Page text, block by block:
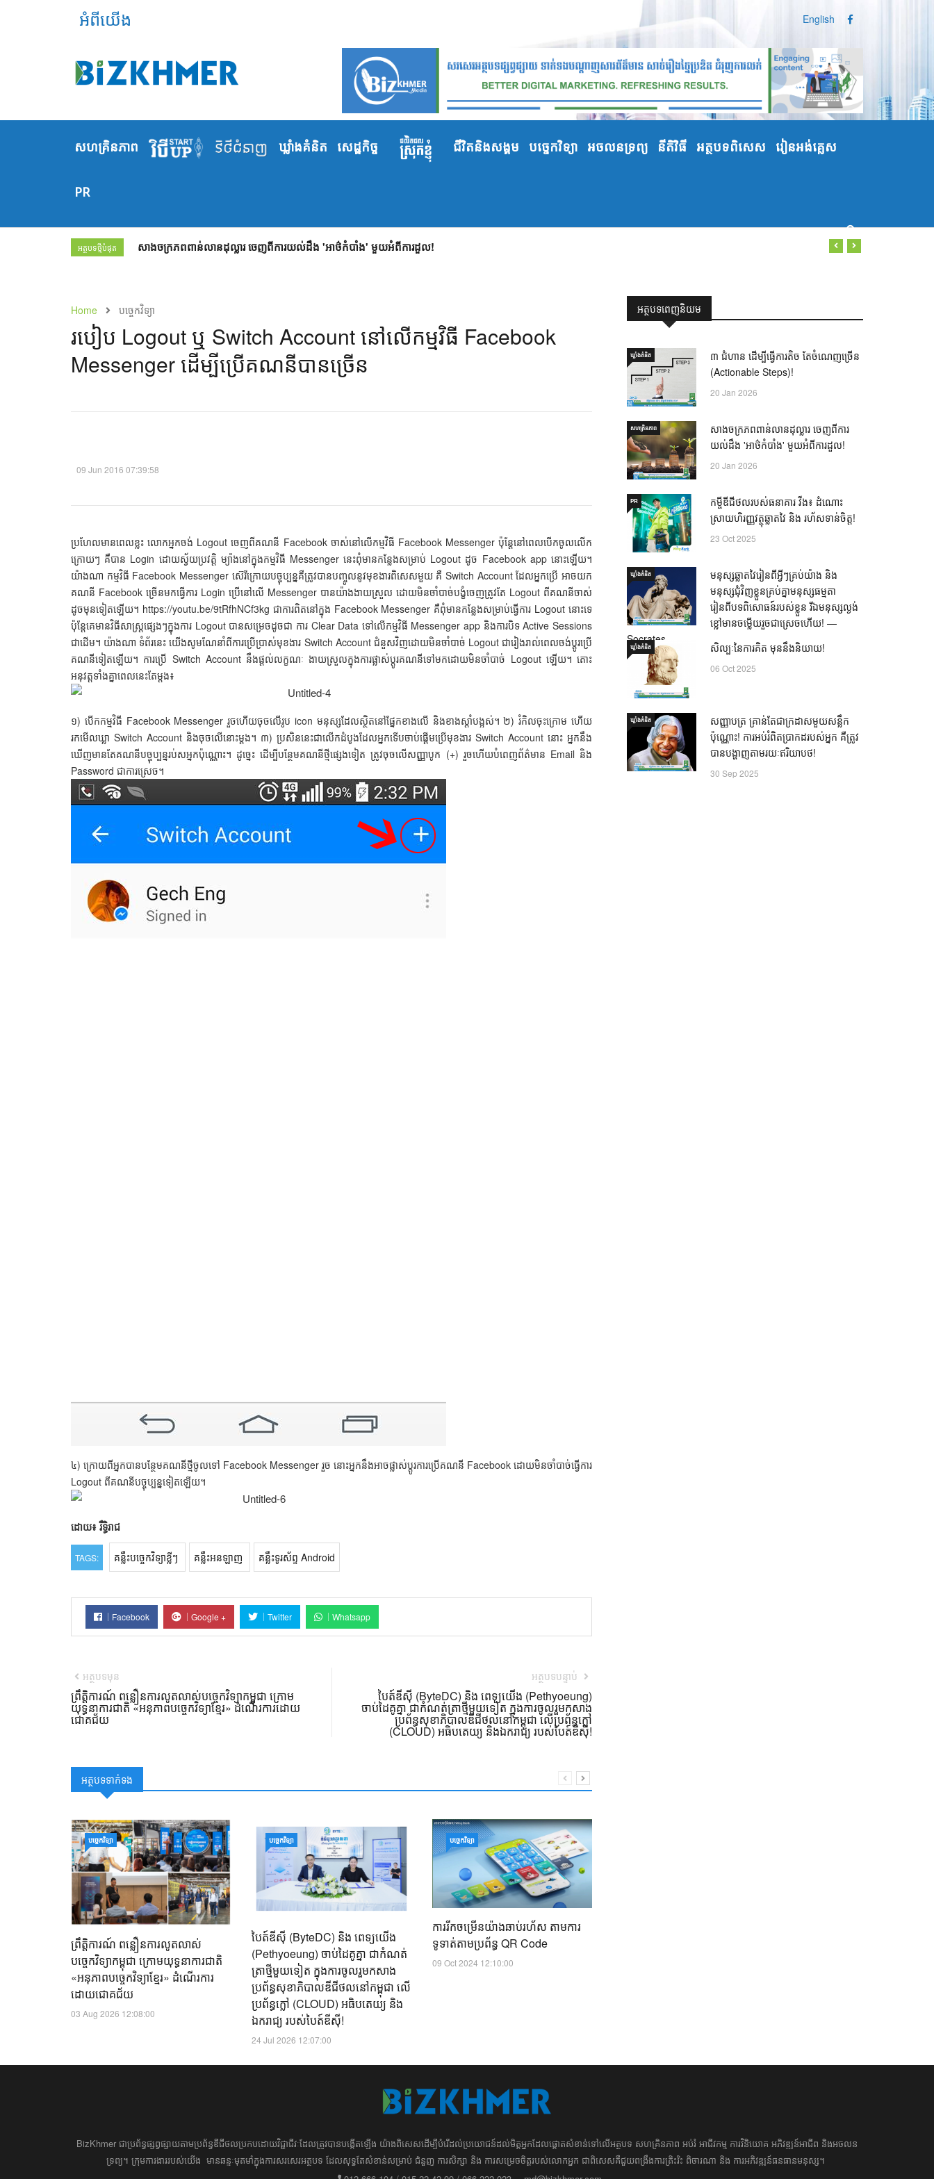
អំពីយើង English
សហគ្រិនភាព ឃ្លាំង​គំនិត សេដ្ឋកិច្ច ជីវិតនិងសង្គម បច្ចេកវិទ្យា អចលនទ្រព្យ នីតិវិធី អត្ថបទពិសេស រៀនអង់គ្លេស
PR
អត្ថបទថ្មីបំផុត សាងចក្រភពពាន់លានដុល្លារ ចេញពីការយល់ដឹង 'អាថ៌កំបាំង' មួយអំពីការដួល!
Home បច្ចេកវិទ្យា
របៀប Logout ឬ Switch Account នៅ​លើ​កម្មវិធី Facebook
Messenger ដើម្បីប្រើ​គណនី​បាន​ច្រើន​
09 Jun 2016 07:39:58
ប្រហែលមានពេលខ្លះ លោកអ្នកចង់ Logout ចេញពីគណនី Facebook ចាស់នៅលើកម្មវិធី Facebook Messenger ប៉ុន្តែនៅពេលបើកចូលលើក
ក្រោយៗ គឺបាន Login ដោយស្វ័យប្រវត្តិ ម្យ៉ាងនៅក្នុងកម្មវិធី Messenger នេះពុំមានកន្លែងសម្រាប់ Logout ដូច Facebook app នោះឡើយ។
យ៉ាងណា កម្មវិធី Facebook Messenger ស៊េរីក្រោយបច្ចុប្បន្នគឺត្រូវបានបញ្ចូលនូវមុខងារពិសេសមួយ គឺ Switch Account ដែលអ្នកប្រើ អាចយក
គណនី Facebook ច្រើនមកធ្វើការ Login ប្រើនៅលើ Messenger បានយ៉ាងងាយស្រួល ដោយមិនចាំបាច់បង្ខំចេញត្រូវតែ Logout ពីគណនីចាស់
ដូចមុនទៀតឡើយ។ https://youtu.be/9tRfhNCf3kg ជាការពិតនៅក្នុង Facebook Messenger គឺពុំមានកន្លែងសម្រាប់ធ្វើការ Logout នោះទេ
ប៉ុន្តែគេមានវិធីសាស្ត្រផ្សេងៗក្នុងការ Logout បានសម្រេចដូចជា ការ Clear Data ទៅលើកម្មវិធី Messenger app និងការបិទ Active Sessions
ជាដើម។ យ៉ាងណា ទំព័រនេះ យើងសូមណែនាំពីការប្រើប្រាស់មុខងារ Switch Account ជំនួសវិញដោយមិនចាំបាច់ Logout ជារៀងរាល់ពេលចង់ប្ដូរប្រើ
គណនីទៀតឡើយ។ ការប្រើ Switch Account នឹងផ្ដល់លក្ខណៈ ងាយស្រួលក្នុងការផ្លាស់ប្ដូរគណនីទៅមកដោយមិនចាំបាច់ Logout ឡើយ។ តោះ
អនុវត្តទាំងគ្នាពេលនេះតែម្ដង៖
១) បើកកម្មវិធី Facebook Messenger រួចហើយចុចលើរូប icon មនុស្សដែលស្ថិតនៅផ្នែកខាងលើ និងខាងស្ដាំបង្អស់។ ២) រំកិលចុះក្រោម ហើយ
រកមើលឃ្លា Switch Account និងចុចលើនោះម្ដង។ ៣) ប្រសិននេះជាលើកដំបូងដែលអ្នកទើបចាប់ផ្ដើមប្រើមុខងារ Switch Account នោះ អ្នកនឹង
ឃើញមានតែគណនីបច្ចុប្បន្នរប់សអ្នកប៉ុណ្ណោះ។ ដូច្នេះ ដើម្បីបន្ថែមគណនីថ្មីផ្សេងទៀត ត្រូវចុចលើសញ្ញាបូក (+) រួចហើយបំពេញព័ត៌មាន Email និង
Password ជាការស្រេច។
៤) ក្រោយពីអ្នកបានបន្ថែមគណនីថ្មីចូលទៅ Facebook Messenger រួច នោះអ្នកនឹងអាចផ្លាស់ប្ដូរការប្រើគណនី Facebook ដោយមិនចាំបាច់ធ្វើការ
Logout ពីគណនីបច្ចុប្បន្នទៀតឡើយ។
ដោយ៖ រឹទ្ធិរាជ
TAGS: គន្លឹះបច្ចេកវិទ្យាខ្លីៗ គន្លឹះអនឡាញ គន្លឹះទូរស័ព្ទ Android
Facebook Google + Twitter Whatsapp
អត្ថបទមុន
ព្រឹត្តិការណ៍ ពន្លឿនការលូតលាស់បច្ចេកវិទ្យាកម្ពុជា ក្រោម
យុទ្ធនាការជាតិ «អនុភាពបច្ចេកវិទ្យាខ្មែរ» ដំណើរការដោយ
ជោគជ័យ
អត្ថបទបន្ទាប់
បៃត៍ឌីស៊ី (ByteDC) និង ពេទ្យយើង (Pethyoeung)
ចាប់ដៃគូគ្នា ជាកំណត់ត្រាថ្មីមួយទៀត ក្នុងការចូលរួមកសាង
ប្រព័ន្ធសុខាភិបាលឌីជីថល​នៅកម្ពុជា លើប្រព័ន្ធក្លៅ
(CLOUD) អធិបតេយ្យ និងឯករាជ្យ របស់បៃត៍ឌីស៊ី!
អត្ថបទទាក់ទង
បច្ចេកវិទ្យា
ព្រឹត្តិការណ៍ ពន្លឿនការលូតលាស់
បច្ចេកវិទ្យាកម្ពុជា ក្រោមយុទ្ធនាការជាតិ
«អនុភាពបច្ចេកវិទ្យាខ្មែរ» ដំណើរការ
ដោយជោគជ័យ
03 Aug 2026 12:08:00
បច្ចេកវិទ្យា
បៃត៍ឌីស៊ី (ByteDC) និង ពេទ្យយើង
(Pethyoeung) ចាប់ដៃគូគ្នា ជាកំណត់
ត្រាថ្មីមួយទៀត ក្នុងការចូលរួមកសាង
ប្រព័ន្ធសុខាភិបាលឌីជីថល​នៅកម្ពុជា លើ
ប្រព័ន្ធក្លៅ (CLOUD) អធិបតេយ្យ និង
ឯករាជ្យ របស់បៃត៍ឌីស៊ី!
24 Jul 2026 12:07:00
បច្ចេកវិទ្យា
ការរីកចម្រើនយ៉ាងឆាប់រហ័ស​ តាមការ
ទូទាត់តាមប្រព័ន្ធ QR Code
09 Oct 2024 12:10:00
អត្ថបទពេញនិយម
ឃ្លាំង​គំនិត
៣ ជំហាន ដើម្បីធ្វើការតិច តែចំណេញច្រើន
(Actionable Steps)!
20 Jan 2026
សហគ្រិនភាព
សាងចក្រភពពាន់លានដុល្លារ ចេញពីការ
យល់ដឹង 'អាថ៌កំបាំង' មួយអំពីការដួល!
20 Jan 2026
PR
កម្ចីឌីជីថលរបស់ធនាគារ វីង៖ ដំណោះ
ស្រាយហិរញ្ញវត្ថុឆ្លាតវៃ និង រហ័សទាន់ចិត្ត!
23 Oct 2025
ឃ្លាំង​គំនិត
មនុស្សឆ្លាតវៃរៀនពីអ្វីៗគ្រប់យ៉ាង និង
មនុស្សជុំវិញខ្លួនគ្រប់គ្នាមនុស្សធម្មតា
រៀនពីបទពិសោធន៍របស់ខ្លួន រីឯមនុស្សល្ងង់
ខ្លៅមានចម្លើយរួចជាស្រេចហើយ! —
Socrates
21 Oct 2025
ឃ្លាំង​គំនិត សិល្បៈនៃការគិត មុននឹងនិយាយ!
06 Oct 2025
ឃ្លាំង​គំនិត
សញ្ញាបត្រ គ្រាន់តែជាក្រដាសមួយសន្លឹក
ប៉ុណ្ណោះ! ការអប់រំពិតប្រាកដរបស់អ្នក គឺត្រូវ
បានបង្ហាញតាមរយៈឥរិយាបថ!
30 Sep 2025
BizKhmer ​ជា​​ប្រព័ន្ធ​ផ្សព្វផ្សាយ​តាម​ប្រព័ន្ធ​ឌីជីថល​​​ប្រកប​ដោយ​វិជ្ជាជីវៈ​ដែល​​​ត្រូវ​បាន​បង្កើតឡើង យ៉ាង​ពិសេស​​ដើម្បី​បំរើ​ដល់​ប្រយោជន៍​​​ដល់​មិត្ត​អ្នក​ដែល​ផ្ដោត​សំខាន់​ទៅ​លើ​អត្ថបទ​ សហគ្រិន​ភាព អប់រំ ​​អាជីវកម្ម​ ​ការ​វិនិយោគ​ ​អភិវឌ្ឍន៍​អាជីព​ និង​អចលន
ទ្រព្យ។ ​ក្រុម​​ការងារ​របស់​យើង​ ​​ មាន​ឆន្ទៈ​​មុតមាំ​​​ក្នុង​​ការ​សរសេរ​​អត្ថបទ​​ ដែល​សុទ្ធតែ​សំខាន់​សម្រាប់​ ជំនួញ​ ការសិក្សា​ ​និង ការ​សម្រេច​ចិត្ត​របស់​​លោក​អ្នក​ ជាពិសេស​​គឺ​​ជួយ​ពង្រឹង​ការ​ត្រិះរិះ ពិចារណា​ ​និង ​ការអភិវឌ្ឍន៍​ធនធាន​មនុស្ស។ ​​​​